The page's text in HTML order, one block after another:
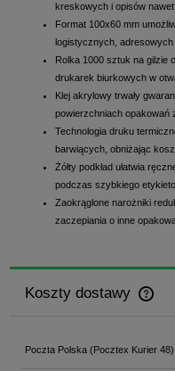
kreskowych i opisów
Format 100x60 mm
logistycznych,
Rolka 1000 sztuk na gilzie
drukarek biurkowych w
Klej akrylowy trwały
powierzchniach opakowań
Technologia druku
barwiących, obniżając
Żółty podkład ułatwia
podczas szybkiego
Zaokrąglone narożniki
zaczepiania o inne
Koszty dostawy
Cena nie zawiera
Poczta Polska(Pocztex Kurier 48)